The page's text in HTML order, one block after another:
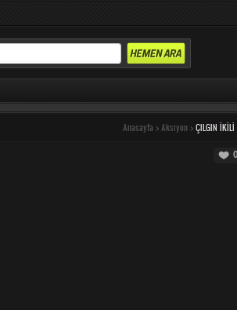
Anasayfa > Aksiyon > ÇILGIN